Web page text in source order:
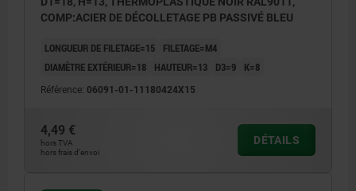
COMP:ACIER DE DÉCOLLETAGE PB PASSIVÉ BLEU
LONGUEUR DE FILETAGE=15
FILETAGE=M4
DIAMÈTRE EXTÉRIEUR=18
HAUTEUR=13 D3=9 K=8
Référence: 06091-01-11180424X15
4,49 €
hors TVA
hors frais d’envoi
DÉTAILS